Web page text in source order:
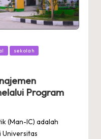
sekolah
Program
(Man-IC) adalah